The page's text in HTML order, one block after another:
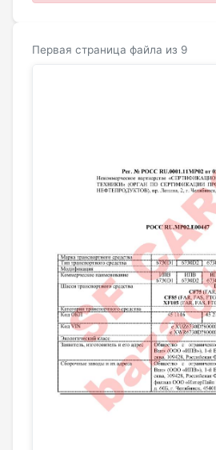
Первая страница файла из 9